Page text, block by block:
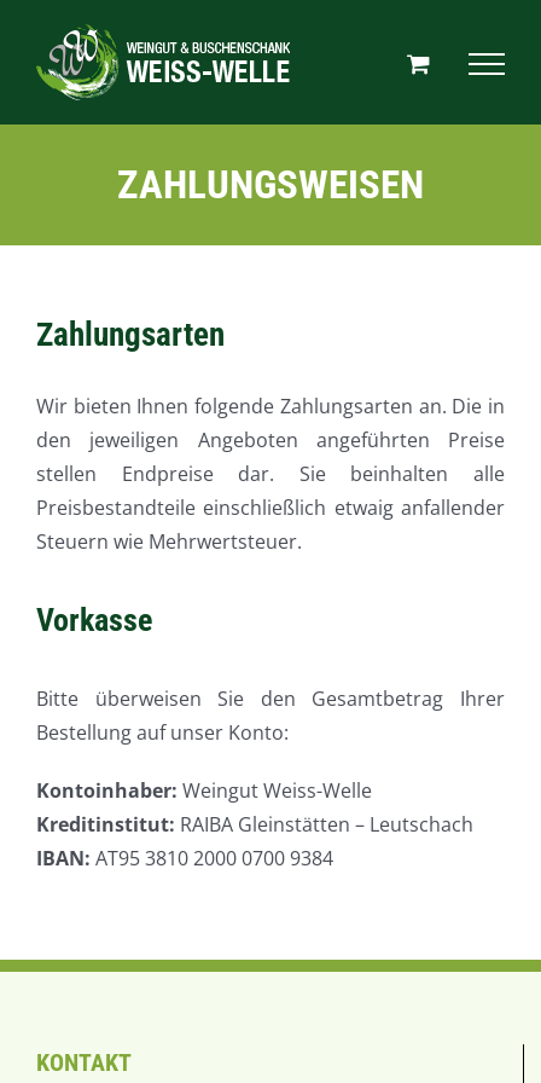
Inhalt
springen
ZAHLUNGSWEISEN
Zahlungsarten
Wir bieten Ihnen folgende Zahlungsarten an. Die in
den jeweiligen Angeboten angeführten Preise
stellen Endpreise dar. Sie beinhalten alle
Preisbestandteile einschließlich etwaig anfallender
Steuern wie Mehrwertsteuer.
Vorkasse
Bitte überweisen Sie den Gesamtbetrag Ihrer
Bestellung auf unser Konto:
Kontoinhaber: Weingut Weiss-Welle
Kreditinstitut: RAIBA Gleinstätten – Leutschach
IBAN: AT95 3810 2000 0700 9384
KONTAKT